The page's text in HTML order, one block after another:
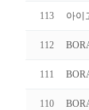
113 아이
112
111
110